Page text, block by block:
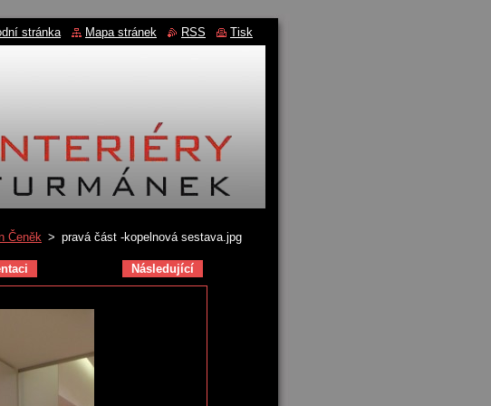
Čeněk > pravá část -kopelnová sestava.jpg
Následující
stránka Mapa stránek RSS Tisk